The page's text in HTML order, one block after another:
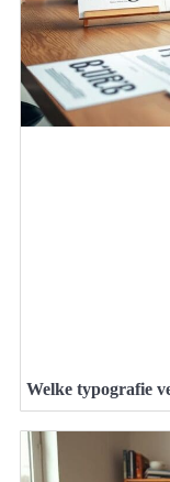
Welke typografie